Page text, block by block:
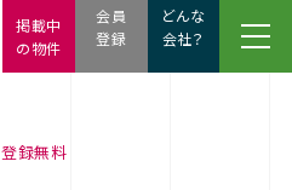
録無料
会員
登録
どんな
会社？
掲載中
の物件